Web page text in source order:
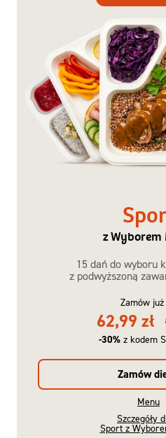
z Wyborem
15 dań do wyboru
z podwyższoną
Zamów już
62,99 zł
-30% z kodem
Zamów
Menu
Szczegóły
Sport z